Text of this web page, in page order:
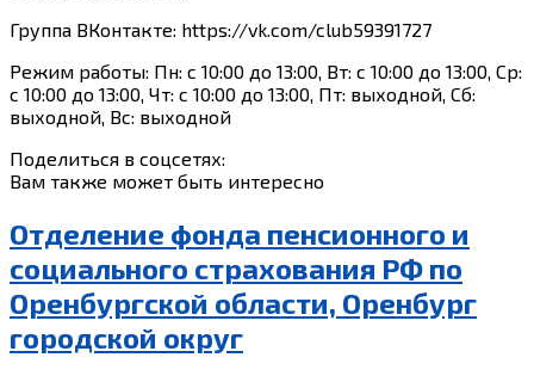
Группа ВКонтакте: https://vk.com/club59391727
Режим работы: Пн: с 10:00 до 13:00, Вт: с 10:00 до 13:00, Ср:
с 10:00 до 13:00, Чт: с 10:00 до 13:00, Пт: выходной, Сб:
выходной, Вс: выходной
Поделиться в соцсетях:
Вам также может быть интересно
Отделение фонда пенсионного и
социального страхования РФ по
Оренбургской области, Оренбург
городской округ